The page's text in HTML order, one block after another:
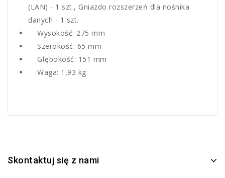
(LAN) - 1 szt., Gniazdo rozszerzeń dla nośnika
danych - 1 szt.
Wysokość: 275 mm
Szerokość: 65 mm
Głębokość: 151 mm
Waga: 1,93 kg
Skontaktuj się z nami